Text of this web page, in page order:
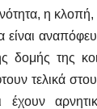
η
είναι
δομής της
τελικά
έχουν